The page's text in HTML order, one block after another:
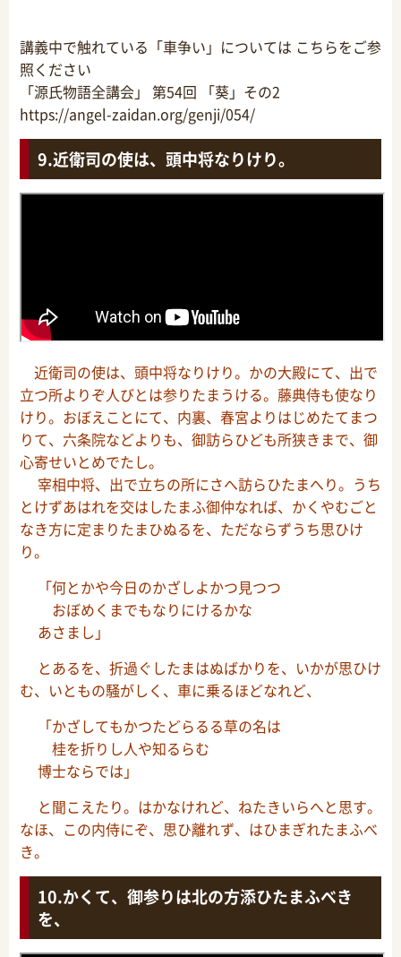
講義中で触れている「車争い」については こちらをご参
照ください
「源氏物語全講会」 第54回 「葵」その2
https://angel-zaidan.org/genji/054/
近衛司の使は、頭中将なりけり。
近衛司の使は、頭中将なりけり。かの大殿にて、出で
立つ所よりぞ人びとは参りたまうける。藤典侍も使なり
けり。おぼえことにて、内裏、春宮よりはじめたてまつ
りて、六条院などよりも、御訪らひども所狭きまで、御
心寄せいとめでたし。
宰相中将、出で立ちの所にさへ訪らひたまへり。うち
とけずあはれを交はしたまふ御仲なれば、かくやむごと
なき方に定まりたまひぬるを、ただならずうち思ひけ
り。
「何とかや今日のかざしよかつ見つつ
おぼめくまでもなりにけるかな
あさまし」
とあるを、折過ぐしたまはぬばかりを、いかが思ひけ
む、いともの騒がしく、車に乗るほどなれど、
「かざしてもかつたどらるる草の名は
桂を折りし人や知るらむ
博士ならでは」
と聞こえたり。はかなけれど、ねたきいらへと思す。
なほ、この内侍にぞ、思ひ離れず、はひまぎれたまふべ
き。
かくて、御参りは北の方添ひたまふべき
を、